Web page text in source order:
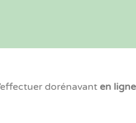
dorénavant en